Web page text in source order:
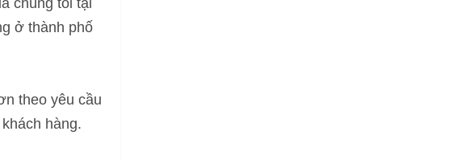
chúng tôi tại
ở thành phố
theo yêu cầu
hàng.